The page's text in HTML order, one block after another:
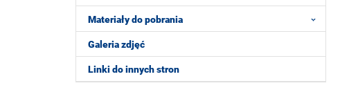
Materiały do pobrania
Galeria zdjęć
Linki do innych stron